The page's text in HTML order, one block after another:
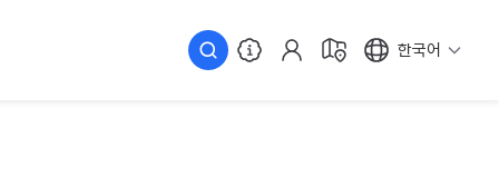
한국어